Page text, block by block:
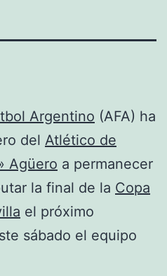
Argentino (AFA) ha
del Atlético de
Agüero a permanecer
la final de la Copa
el próximo
sábado el equipo